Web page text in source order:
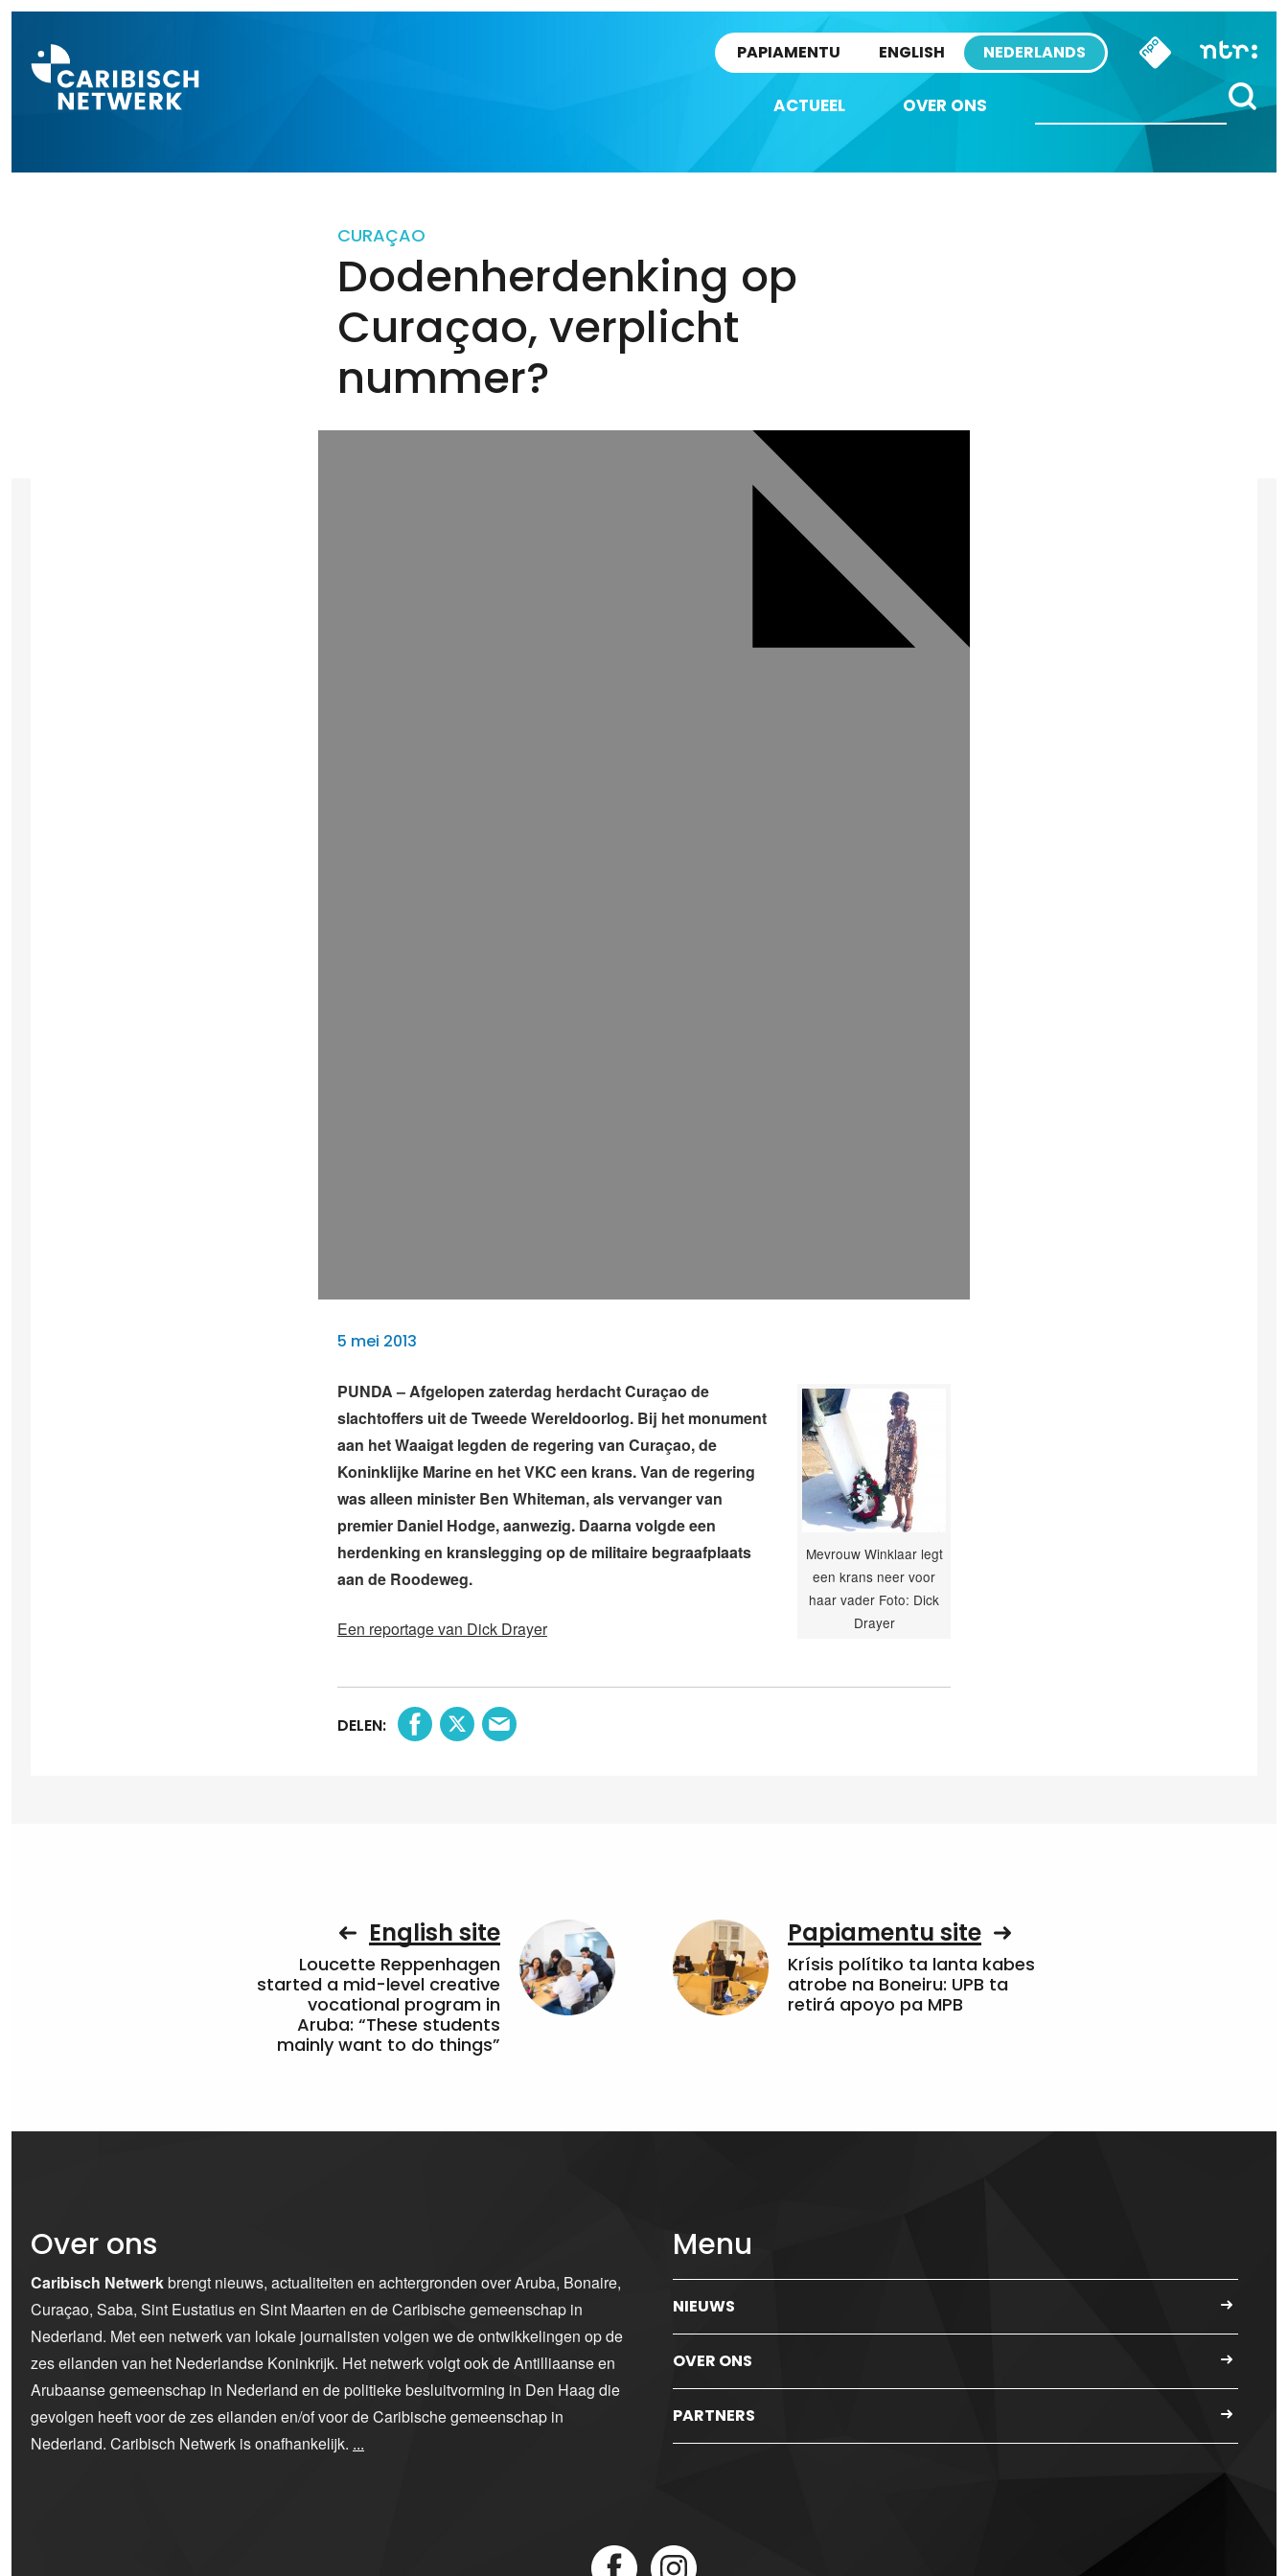
PAPIAMENTU ENGLISH NEDERLANDS
ACTUEEL OVER ONS
CURAÇAO
Dodenherdenking op
Curaçao, verplicht
nummer?
5 mei 2013
Mevrouw Winklaar legt
een krans neer voor
haar vader Foto: Dick
Drayer
PUNDA – Afgelopen zaterdag herdacht Curaçao de
slachtoffers uit de Tweede Wereldoorlog. Bij het monument
aan het Waaigat legden de regering van Curaçao, de
Koninklijke Marine en het VKC een krans. Van de regering
was alleen minister Ben Whiteman, als vervanger van
premier Daniel Hodge, aanwezig. Daarna volgde een
herdenking en kranslegging op de militaire begraafplaats
aan de Roodeweg.
Een reportage van Dick Drayer
DELEN:
English site
Loucette Reppenhagen
started a mid-level creative
vocational program in
Aruba: “These students
mainly want to do things”
Papiamentu site
Krísis polítiko ta lanta kabes
atrobe na Boneiru: UPB ta
retirá apoyo pa MPB
Over ons
Caribisch Netwerkbrengt nieuws, actualiteiten en achtergronden over Aruba, Bonaire,
Curaçao, Saba, Sint Eustatius en Sint Maarten en de Caribische gemeenschap in
Nederland. Met een netwerk van lokale journalisten volgen we de ontwikkelingen op de
zes eilanden van het Nederlandse Koninkrijk. Het netwerk volgt ook de Antilliaanse en
Arubaanse gemeenschap in Nederland en de politieke besluitvorming in Den Haag die
gevolgen heeft voor de zes eilanden en/of voor de Caribische gemeenschap in
Nederland. Caribisch Netwerk is onafhankelijk. ...
Menu
NIEUWS
OVER ONS
PARTNERS